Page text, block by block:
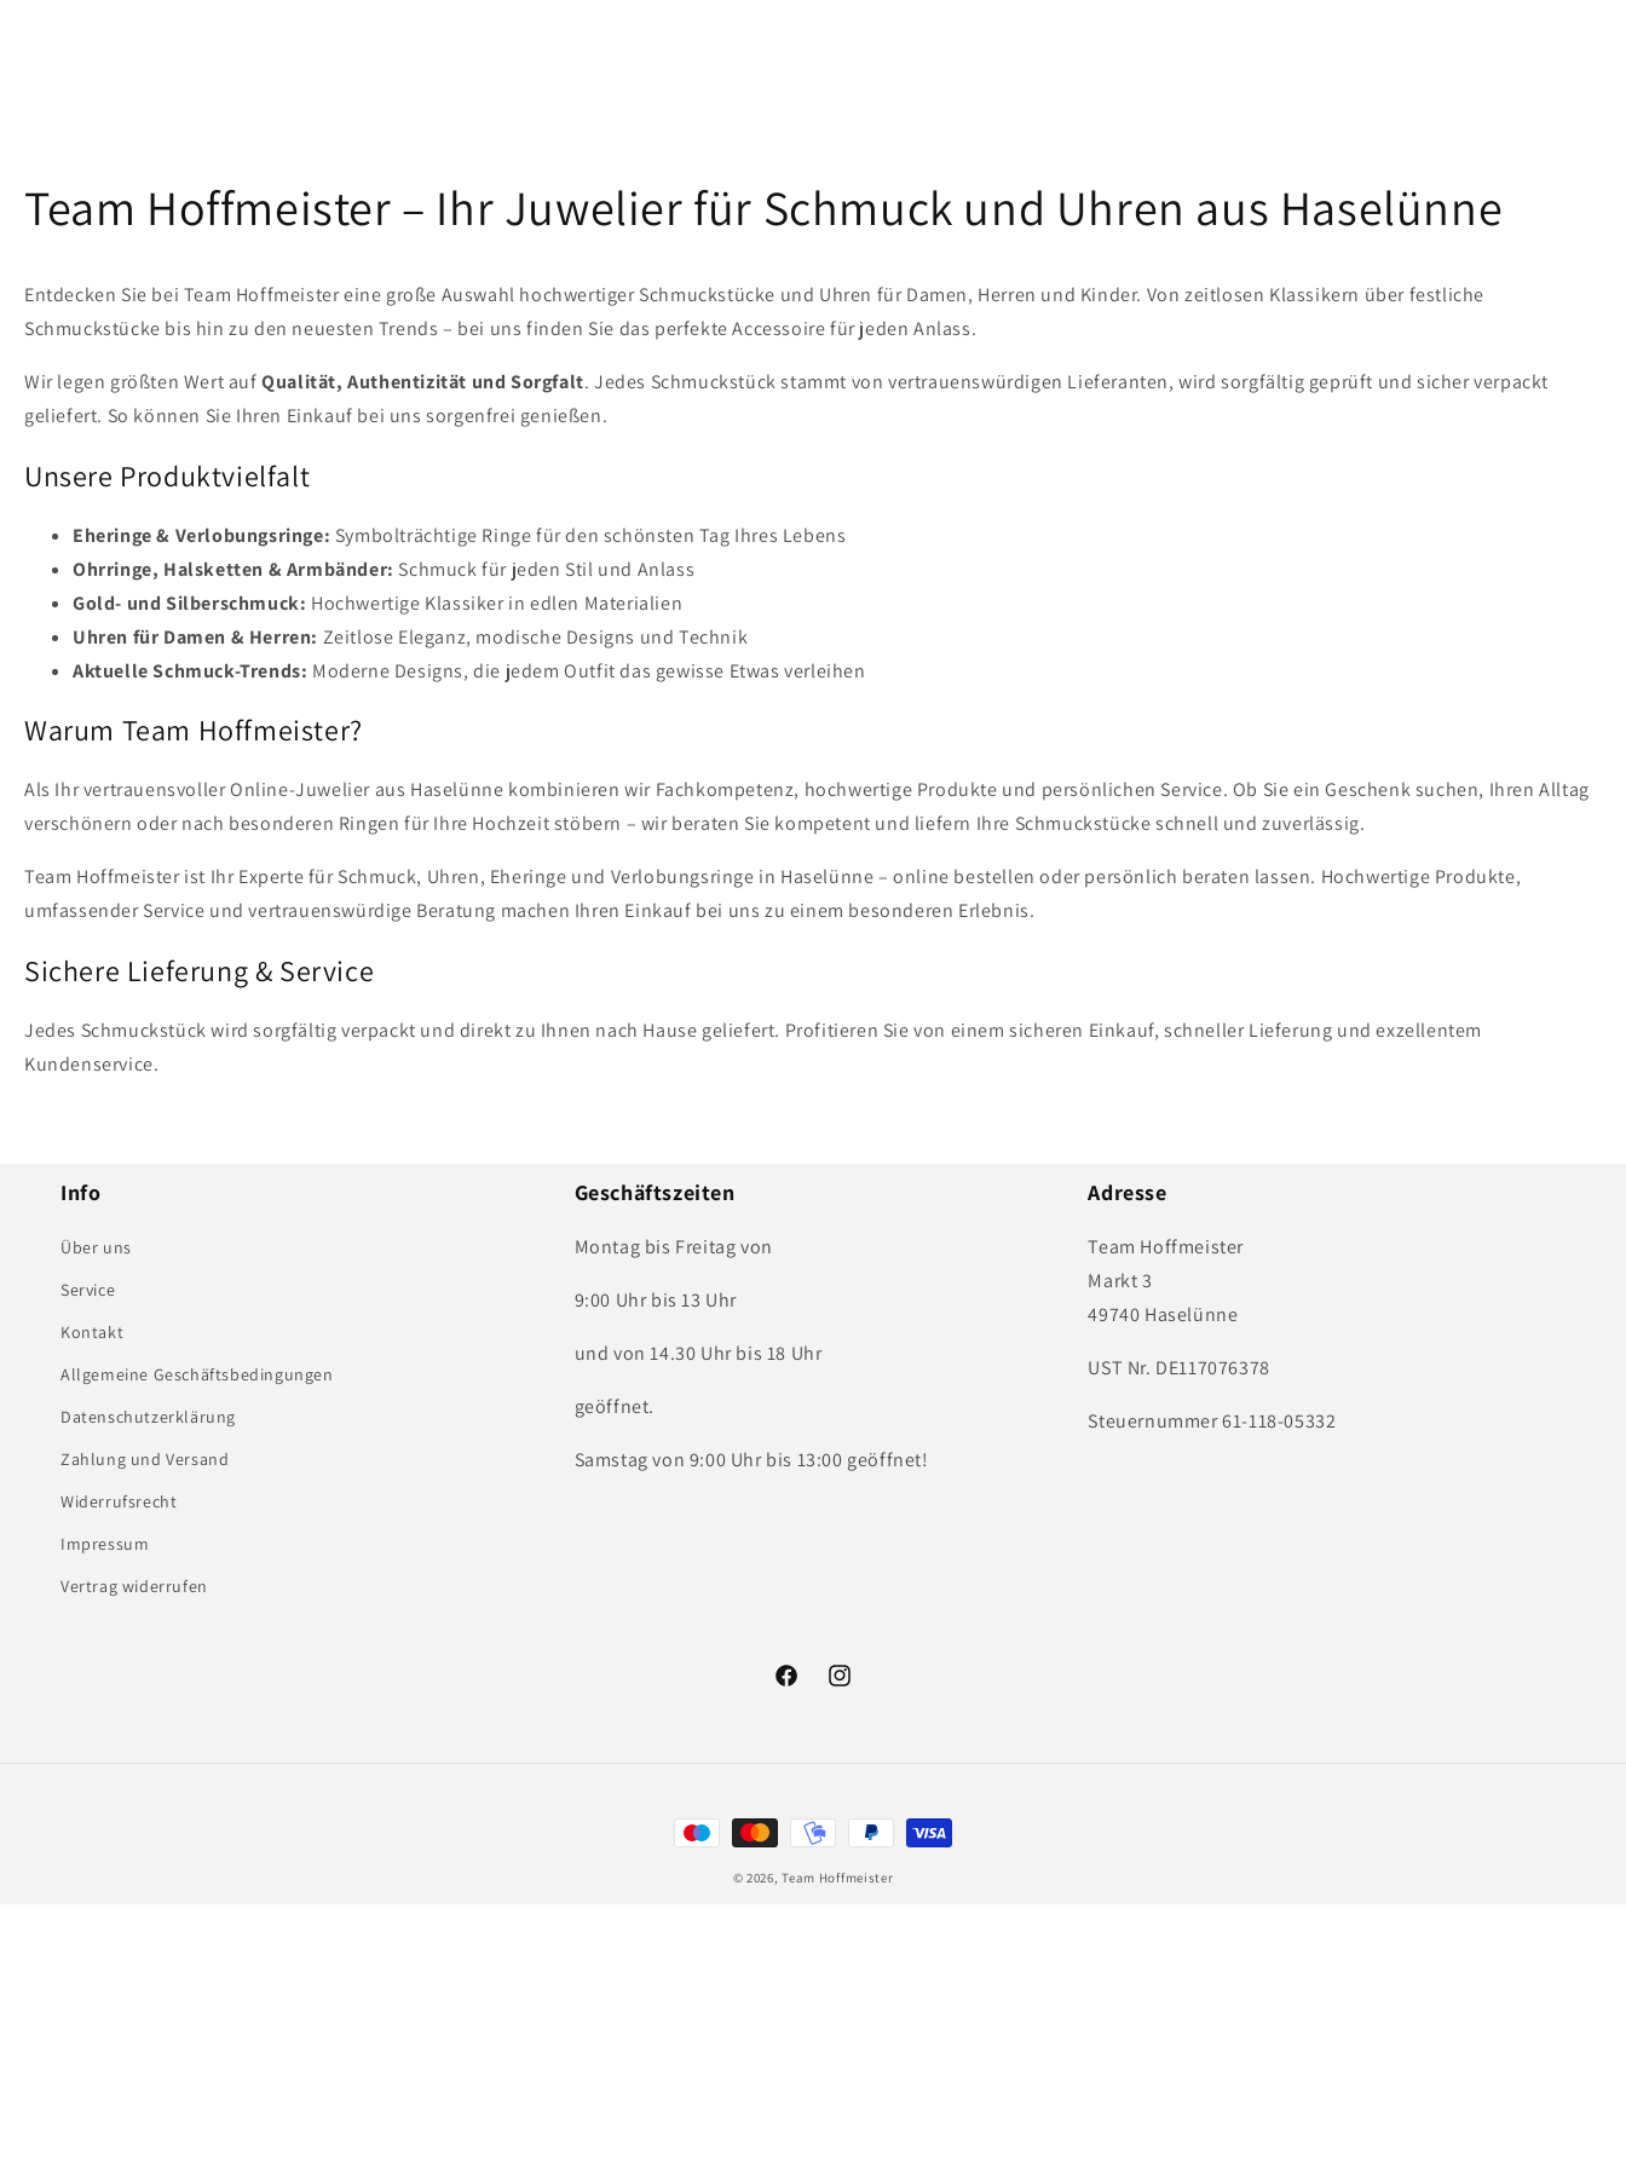
Team Hoffmeister – Ihr Juwelier für Schmuck und Uhren aus Haselünne
Entdecken Sie bei Team Hoffmeister eine große Auswahl hochwertiger Schmuckstücke und Uhren für Damen, Herren und Kinder. Von zeitlosen Klassikern über festliche
Schmuckstücke bis hin zu den neuesten Trends – bei uns finden Sie das perfekte Accessoire für jeden Anlass.
Wir legen größten Wert aufQualität, Authentizität und Sorgfalt. Jedes Schmuckstück stammt von vertrauenswürdigen Lieferanten, wird sorgfältig geprüft und sicher verpackt
geliefert. So können Sie Ihren Einkauf bei uns sorgenfrei genießen.
Unsere Produktvielfalt
Eheringe & Verlobungsringe: Symbolträchtige Ringe für den schönsten Tag Ihres Lebens
Ohrringe, Halsketten & Armbänder: Schmuck für jeden Stil und Anlass
Gold- und Silberschmuck: Hochwertige Klassiker in edlen Materialien
Uhren für Damen & Herren: Zeitlose Eleganz, modische Designs und Technik
Aktuelle Schmuck-Trends: Moderne Designs, die jedem Outfit das gewisse Etwas verleihen
Warum Team Hoffmeister?
Als Ihr vertrauensvoller Online-Juwelier aus Haselünne kombinieren wir Fachkompetenz, hochwertige Produkte und persönlichen Service. Ob Sie ein Geschenk suchen, Ihren Alltag
verschönern oder nach besonderen Ringen für Ihre Hochzeit stöbern – wir beraten Sie kompetent und liefern Ihre Schmuckstücke schnell und zuverlässig.
Team Hoffmeister ist Ihr Experte für Schmuck, Uhren, Eheringe und Verlobungsringe in Haselünne – online bestellen oder persönlich beraten lassen. Hochwertige Produkte,
umfassender Service und vertrauenswürdige Beratung machen Ihren Einkauf bei uns zu einem besonderen Erlebnis.
Sichere Lieferung & Service
Jedes Schmuckstück wird sorgfältig verpackt und direkt zu Ihnen nach Hause geliefert. Profitieren Sie von einem sicheren Einkauf, schneller Lieferung und exzellentem
Kundenservice.
Info
Über uns
Service
Kontakt
Allgemeine Geschäftsbedingungen
Datenschutzerklärung
Zahlung und Versand
Widerrufsrecht
Impressum
Vertrag widerrufen
Geschäftszeiten
Montag bis Freitag von
9:00 Uhr bis 13 Uhr
und von 14.30 Uhr bis 18 Uhr
geöffnet.
Samstag von 9:00 Uhr bis 13:00 geöffnet!
Adresse
Team Hoffmeister
Markt 3
49740 Haselünne
UST Nr. DE117076378
Steuernummer 61-118-05332
FacebookInstagram
Zahlungsmethoden
© 2026,Team Hoffmeister